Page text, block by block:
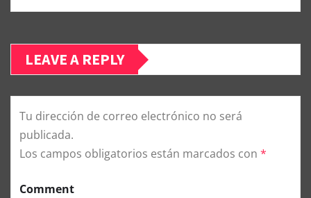
LEAVE A REPLY
Tu dirección de correo electrónico no será
publicada.
Los campos obligatorios están marcados con *
Comment